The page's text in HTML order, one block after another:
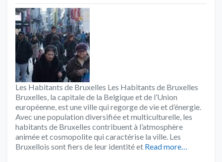
Les Habitants de Bruxelles Les Habitants de Bruxelles
Bruxelles, la capitale de la Belgique et de l’Union
européenne, est une ville qui regorge de vie et d’énergie.
Avec une population diversifiée et multiculturelle, les
habitants de Bruxelles contribuent à l’atmosphère
animée et cosmopolite qui caractérise la ville. Les
Bruxellois sont fiers de leur identité et Read more…